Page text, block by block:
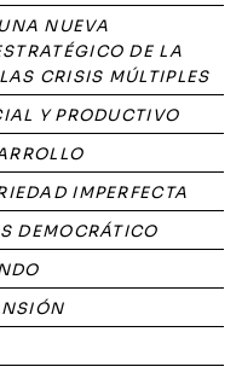
NUEVA
DE LA
CRISIS MÚLTIPLES
Y PRODUCTIVO
IMPERFECTA
DEMOCRÁTICO